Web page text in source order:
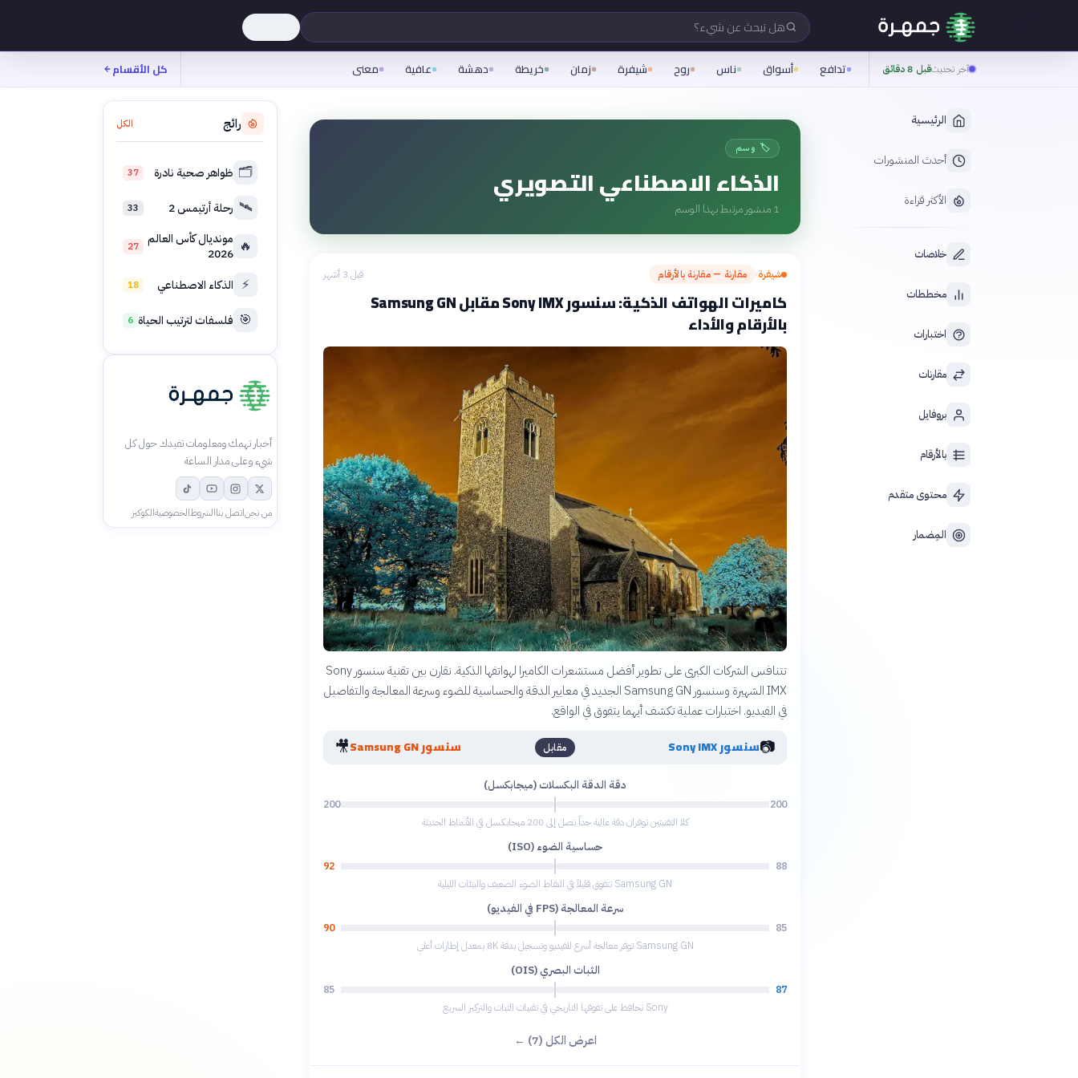
هل تبحث عن شيء؟
آخر تحديثقبل 8 دقائق تدافع أسواق ناس روح شيفرة زمان خريطة دهشة عافية معنى كل الأقسام
الرئيسية
أحدث المنشورات
الأكثر قراءة
خلاصات
مخططات
اختبارات
مقارنات
بروفايل
بالأرقام
محتوى متقدم
المِضمار
🏷️ وسم
الذكاء الاصطناعي التصويري
1 منشور مرتبط بهذا الوسم
شيفرة› مقارنة — مقارنة بالأرقام قبل 3 أشهر
كاميرات الهواتف الذكية: سنسور Sony IMX مقابل Samsung GN
بالأرقام والأداء
تتنافس الشركات الكبرى على تطوير أفضل مستشعرات الكاميرا لهواتفها الذكية. نقارن بين تقنية سنسور Sony
IMX الشهيرة وسنسور Samsung GN الجديد في معايير الدقة والحساسية للضوء وسرعة المعالجة والتفاصيل
في الفيديو. اختبارات عملية تكشف أيهما يتفوق في الواقع.
📷سنسور Sony IMX مقابل سنسور Samsung GN 🎥
دقة الدقة البكسلات (ميجابكسل)
200
200
كلا التقنيتين توفران دقة عالية جداً تصل إلى 200 ميجابكسل في الأنماط الحديثة
حساسية الضوء (ISO)
88
92
Samsung GN تتفوق قليلاً في التقاط الضوء الضعيف والبيئات الليلية
سرعة المعالجة (FPS في الفيديو)
85
90
Samsung GN توفر معالجة أسرع للفيديو وتسجيل بدقة 8K بمعدل إطارات أعلى
الثبات البصري (OIS)
87
85
Sony تحافظ على تفوقها التاريخي في تقنيات الثبات والتركيز السريع
اعرض الكل (7) ←
رائج الكل
🗂️ ظواهر صحية نادرة 37
🛰️ رحلة أرتيمس 2 33
🔥 مونديال كأس العالم
2026
27
⚡ الذكاء الاصطناعي 18
🎯 فلسفات لترتيب الحياة 6
أخبار تهمك ومعلومات تفيدك حول كل
شيء وعلى مدار الساعة
من نحناتصل بناالشروطالخصوصيةالكوكيز